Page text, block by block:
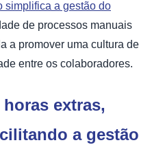
simplifica a gestão do
de processos manuais
a promover uma cultura de
entre os colaboradores.
extras,
a gestão